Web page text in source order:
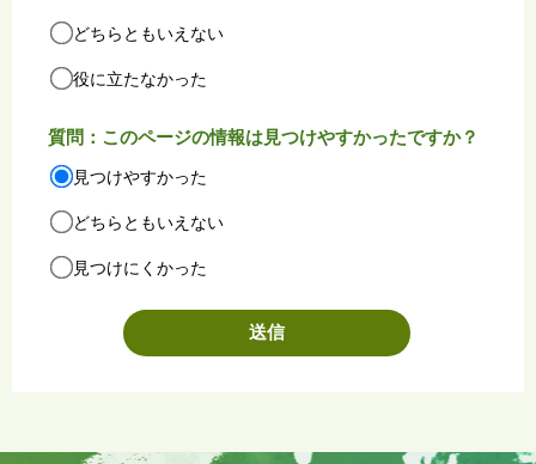
どちらともいえない
役に立たなかった
質問：このページの情報は見つけやすかったですか？
見つけやすかった
どちらともいえない
見つけにくかった